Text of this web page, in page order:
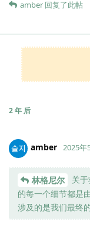
amber 回复了此帖
2 年 后
amber 2025年
林格尼尔
关
的每一个细节都是
涉及的是我们最终